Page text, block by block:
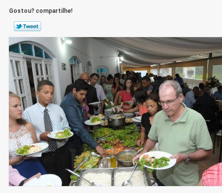
Gostou? compartilhe!